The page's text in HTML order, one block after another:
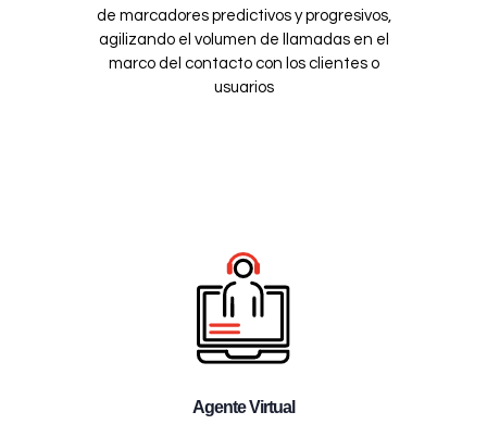
de marcadores predictivos y progresivos,
agilizando el volumen de llamadas en el
marco del contacto con los clientes o
usuarios
Agente Virtual